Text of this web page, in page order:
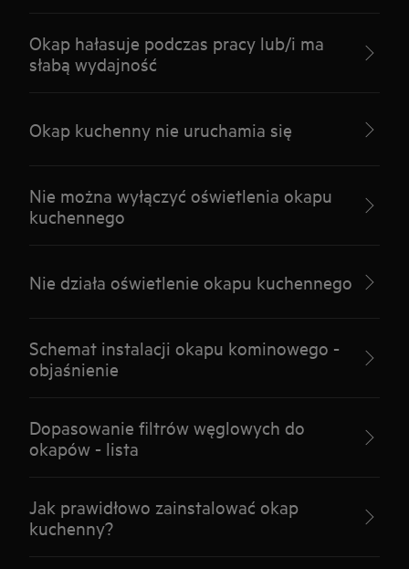
Okap hałasuje podczas pracy lub/i ma
słabą wydajność
Okap kuchenny nie uruchamia się
Nie można wyłączyć oświetlenia okapu
kuchennego
Nie działa oświetlenie okapu kuchennego
Schemat instalacji okapu kominowego -
objaśnienie
Dopasowanie filtrów węglowych do
okapów - lista
Jak prawidłowo zainstalować okap
kuchenny?